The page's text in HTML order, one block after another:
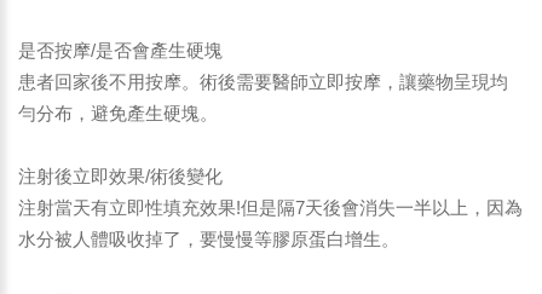
是否按摩/是否會產生硬塊
患者回家後不用按摩。術後需要醫師立即按摩，讓藥物呈現均
勻分布，避免產生硬塊。
注射後立即效果/術後變化
注射當天有立即性填充效果!但是隔7天後會消失一半以上，因為
水分被人體吸收掉了，要慢慢等膠原蛋白增生。